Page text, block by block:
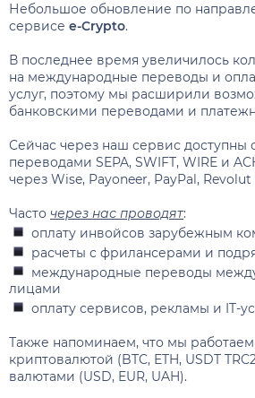
Небольшое обновление по
сервисе e-Crypto.
В последнее время увеличилось
на международные переводы и
услуг, поэтому мы расширили
банковскими переводами и
Сейчас через наш сервис доступны
переводами SEPA, SWIFT, WIRE и
через Wise, Payoneer, PayPal, Revolut
Часто через нас проводят:
оплату инвойсов зарубежным
расчеты с фрилансерами и
международные переводы
лицами
оплату сервисов, рекламы и IT-
Также напоминаем, что мы работаем
криптовалютой (BTC, ETH, USDT
валютами (USD, EUR, UAH).